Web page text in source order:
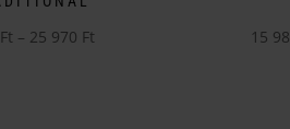
Ft – 25 970 Ft 15